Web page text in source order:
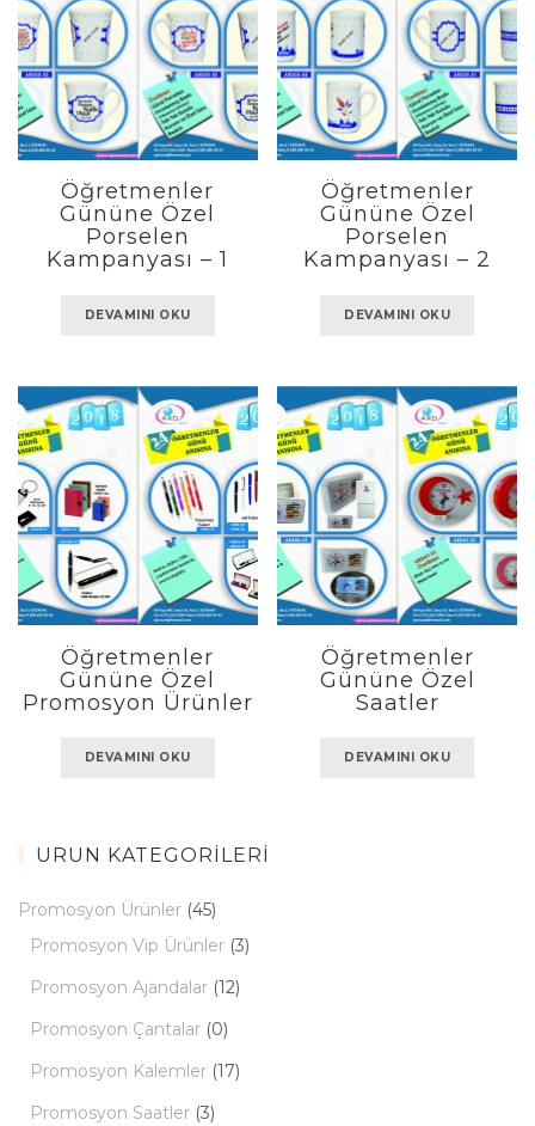
Öğretmenler
Gününe Özel
Porselen
Kampanyası – 1
DEVAMINI OKU
Öğretmenler
Gününe Özel
Porselen
Kampanyası – 2
DEVAMINI OKU
Öğretmenler
Gününe Özel
Promosyon Ürünler
DEVAMINI OKU
Öğretmenler
Gününe Özel
Saatler
DEVAMINI OKU
ÜRÜN KATEGORILERI
Promosyon Ürünler (45)
Promosyon Vip Ürünler (3)
Promosyon Ajandalar (12)
Promosyon Çantalar (0)
Promosyon Kalemler (17)
Promosyon Saatler (3)